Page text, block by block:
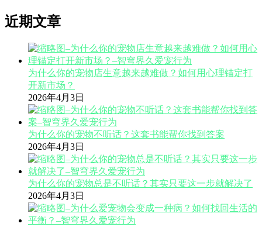
近期文章
为什么你的宠物店生意越来越难做？如何用心理锚定打
开新市场？
2026年4月3日
为什么你的宠物不听话？这套书能帮你找到答案
2026年4月3日
为什么你的宠物总是不听话？其实只要这一步就解决了
2026年4月3日